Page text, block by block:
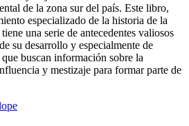
de la zona sur del país. Este libro,
especializado de la historia de la
una serie de antecedentes valiosos
su desarrollo y especialmente de
buscan información sobre la
y mestizaje para formar parte de